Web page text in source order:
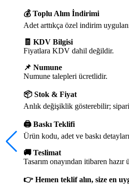
💰 Toplu Alım İndirimi
Adet arttıkça özel indirim
🧾 KDV Bilgisi
Fiyatlara KDV dahil değildir.
📌 Numune
Numune talepleri ücretlidir.
📦 Stok & Fiyat
Anlık değişiklik gösterebilir;
🖨️ Baskı Teklifi
Ürün kodu, adet ve baskı
🚚 Teslimat
Tasarım onayından itibaren
👉 Hemen teklif alın, size en